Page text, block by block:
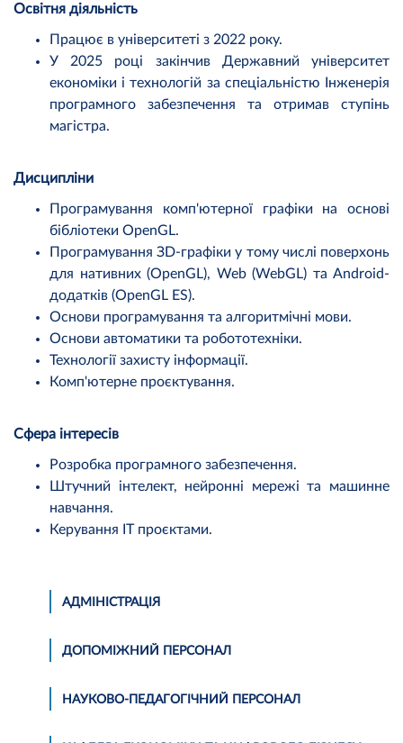
Освітня діяльність
Працює в університеті з 2022 року.
У 2025 році закінчив Державний університет
економіки і технологій за спеціальністю Інженерія
програмного забезпечення та отримав ступінь
магістра.
Дисципліни
Програмування комп'ютерної графіки на основі
бібліотеки OpenGL.
Програмування ЗD-графіки у тому числі поверхонь
для нативних (OpenGL), Web (WebGL) та Android-
додатків (OpenGL ES).
Основи програмування та алгоритмічні мови.
Основи автоматики та робототехніки.
Технології захисту інформації.
Комп'ютерне проєктування.
Сфера інтересів
Розробка програмного забезпечення.
Штучний інтелект, нейронні мережі та машинне
навчання.
Керування ІТ проєктами.
АДМІНІСТРАЦІЯ
ДОПОМІЖНИЙ ПЕРСОНАЛ
НАУКОВО-ПЕДАГОГІЧНИЙ ПЕРСОНАЛ